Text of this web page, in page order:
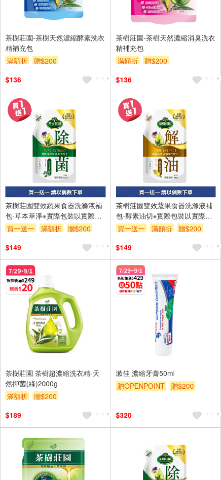
茶樹莊園-茶樹天然濃縮酵素洗衣
精補充包
滿額折
贈$200
$136
茶樹莊園-茶樹天然濃縮消臭洗衣
精補充包
滿額折
贈$200
$136
茶樹莊園雙效蔬果食器洗滌液補
包-草本萃淨※實際包裝以實際收
貨為主
買一送一 滿額折
贈$200
$149
茶樹莊園雙效蔬果食器洗滌液補
包-酵素油切※實際包裝以實際收
貨為主
買一送一 滿額折
贈$200
$149
茶樹莊園 茶樹超濃縮洗衣精-天
然抑菌(綠)2000g
滿額折
贈$200
$189
漱佳 濃縮牙膏50ml
贈OPENPOINT
贈$200
$320